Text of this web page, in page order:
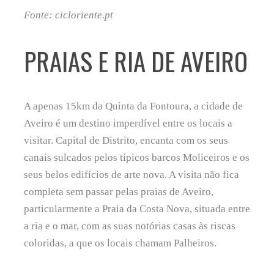
Fonte: cicloriente.pt
PRAIAS E RIA DE AVEIRO
A apenas 15km da Quinta da Fontoura, a cidade de
Aveiro é um destino imperdível entre os locais a
visitar. Capital de Distrito, encanta com os seus
canais sulcados pelos típicos barcos Moliceiros e os
seus belos edifícios de arte nova. A visita não fica
completa sem passar pelas praias de Aveiro,
particularmente a Praia da Costa Nova, situada entre
a ria e o mar, com as suas notórias casas às riscas
coloridas, a que os locais chamam Palheiros.